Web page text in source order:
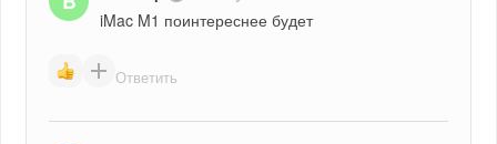
iMac M1 поинтереснее будет
Ответить